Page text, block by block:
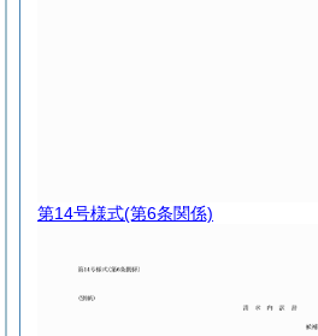
第14号様式(第6条関係)